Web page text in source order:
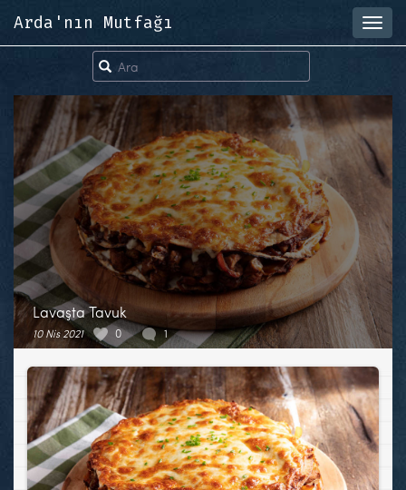
Arda'nın Mutfağı
Lavaşta Tavuk
10 Nis 2021 0 1